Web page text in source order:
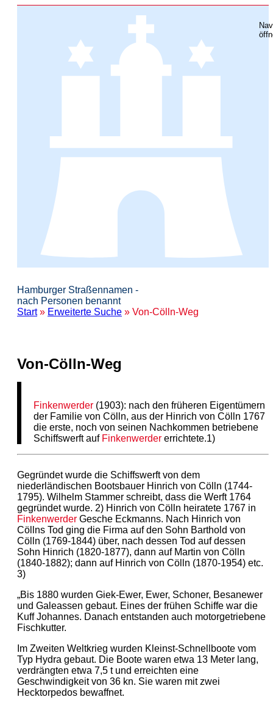
Hamburger Straßennamen -
nach Personen benannt
Start» Erweiterte Suche » Von-Cölln-Weg
Von-Cölln-Weg
Finkenwerder (1903): nach den früheren Eigentümern
der Familie von Cölln, aus der Hinrich von Cölln 1767
die erste, noch von seinen Nachkommen betriebene
Schiffswerft auf Finkenwerder errichtete.1)
Gegründet wurde die Schiffswerft von dem
niederländischen Bootsbauer Hinrich von Cölln (1744-
1795). Wilhelm Stammer schreibt, dass die Werft 1764
gegründet wurde. 2) Hinrich von Cölln heiratete 1767 in
Finkenwerder Gesche Eckmanns. Nach Hinrich von
Cöllns Tod ging die Firma auf den Sohn Barthold von
Cölln (1769-1844) über, nach dessen Tod auf dessen
Sohn Hinrich (1820-1877), dann auf Martin von Cölln
(1840-1882); dann auf Hinrich von Cölln (1870-1954) etc.
3)
„Bis 1880 wurden Giek-Ewer, Ewer, Schoner, Besanewer
und Galeassen gebaut. Eines der frühen Schiffe war die
Kuff Johannes. Danach entstanden auch motorgetriebene
Fischkutter.
Im Zweiten Weltkrieg wurden Kleinst-Schnellboote vom
Typ Hydra gebaut. Die Boote waren etwa 13 Meter lang,
verdrängten etwa 7,5 t und erreichten eine
Geschwindigkeit von 36 kn. Sie waren mit zwei
Hecktorpedos bewaffnet.